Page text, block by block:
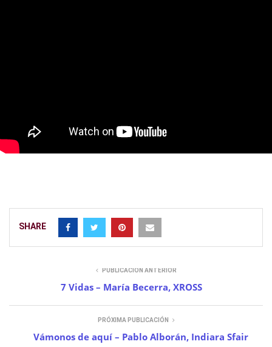
SHARE
PUBLICACIÓN ANTERIOR
7 Vidas – María Becerra, XROSS
PRÓXIMA PUBLICACIÓN
Vámonos de aquí – Pablo Alborán, Indiara Sfair